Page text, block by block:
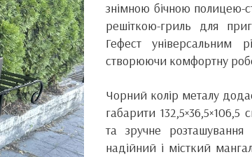
знімною бічною полицею-
решіткою-гриль для
Гефест універсальним
створюючи комфортну
Чорний колір металу
габарити
та зручне
надійний і місткий